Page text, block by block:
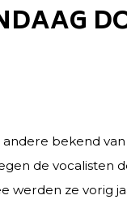
bekend van
de vocalisten
werden ze vorig